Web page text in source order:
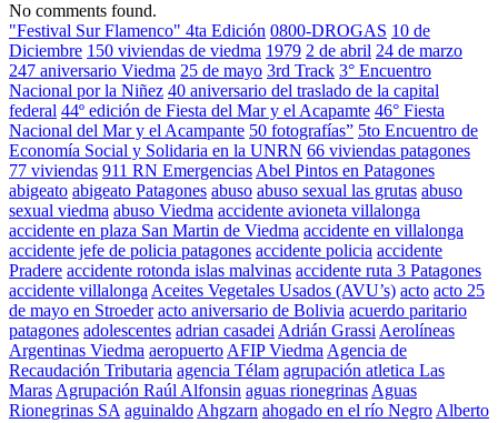
No comments found.
"Festival Sur Flamenco" 4ta Edición 0800-DROGAS 10 de
Diciembre 150 viviendas de viedma 1979 2 de abril 24 de marzo
247 aniversario Viedma 25 de mayo 3rd Track 3° Encuentro
Nacional por la Niñez 40 aniversario del traslado de la capital
federal 44º edición de Fiesta del Mar y el Acapamte 46° Fiesta
Nacional del Mar y el Acampante 50 fotografías” 5to Encuentro de
Economía Social y Solidaria en la UNRN 66 viviendas patagones
77 viviendas 911 RN Emergencias Abel Pintos en Patagones
abigeato abigeato Patagones abuso abuso sexual las grutas abuso
sexual viedma abuso Viedma accidente avioneta villalonga
accidente en plaza San Martin de Viedma accidente en villalonga
accidente jefe de policia patagones accidente policia accidente
Pradere accidente rotonda islas malvinas accidente ruta 3 Patagones
accidente villalonga Aceites Vegetales Usados (AVU’s) acto acto 25
de mayo en Stroeder acto aniversario de Bolivia acuerdo paritario
patagones adolescentes adrian casadei Adrián Grassi Aerolíneas
Argentinas Viedma aeropuerto AFIP Viedma Agencia de
Recaudación Tributaria agencia Télam agrupación atletica Las
Maras Agrupación Raúl Alfonsin aguas rionegrinas Aguas
Rionegrinas SA aguinaldo Ahgzarn ahogado en el río Negro Alberto